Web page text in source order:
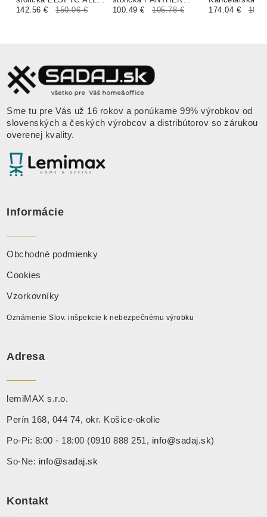
SEAT UPH čalúnenie
142.56 € 150.06 €
ASYN čalúnenie
100.49 € 105.78 €
CALYPSO
174.04 €
Sme tu pre Vás už 16 rokov a ponúkame 99% výrobkov od
slovenských a českých výrobcov a distribútorov so zárukou
overenej kvality.
Informácie
Obchodné podmienky
Cookies
Vzorkovníky
Oznámenie Slov. inšpekcie k nebezpečnému výrobku
Adresa
lemiMAX s.r.o.
Perín 168, 044 74, okr. Košice-okolie
Po-Pi: 8:00 - 18:00 (0910 888 251, info@sadaj.sk)
So-Ne: info@sadaj.sk
Kontakt